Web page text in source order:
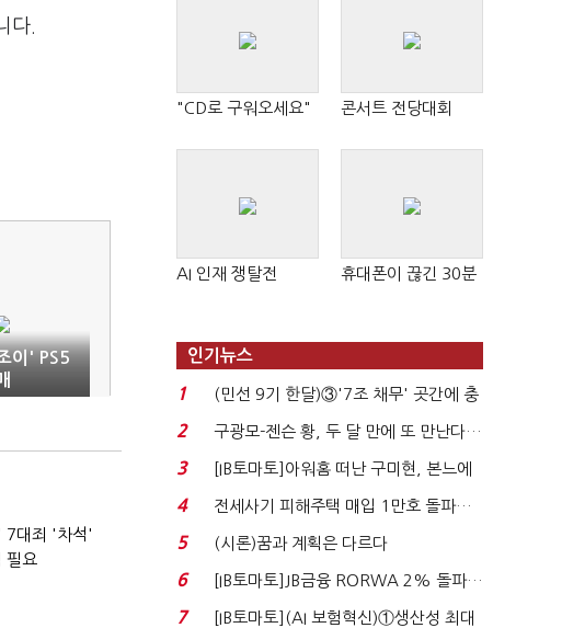
다.
이' PS5
7대죄 '차석'
필요
"CD로 구워오세요" 콘서트 전당대회
AI 인재 쟁탈전 휴대폰이 끊긴 30분
인기뉴스
1
(민선 9기 한달)③'7조 채무' 곳간에 충
격…추미애, 20년...
2
구광모-젠슨 황, 두 달 만에 또 만난다…
로봇·AI 등 논...
3
[IB토마토]아워홈 떠난 구미현, 본느에
340억 베팅…가...
4
전세사기 피해주택 매입 1만호 돌파…
누적 피해자 4만2...
5 (시론)꿈과 계획은 다르다
6
[IB토마토]JB금융 RORWA 2% 돌파…
실적 견인은 은행 ...
7
[IB토마토](AI 보험혁신)①생산성 최대